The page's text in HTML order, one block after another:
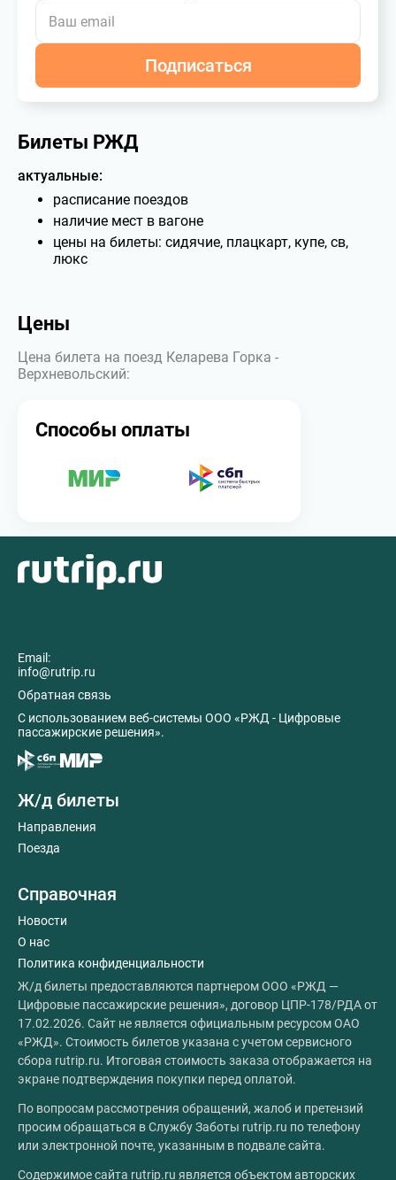
Подписаться
Билеты РЖД
актуальные:
расписание поездов
наличие мест в вагоне
цены на билеты: сидячие, плацкарт, купе, св,
люкс
Цены
Цена билета на поезд Келарева Горка -
Верхневольский:
Способы оплаты
Email:
info@rutrip.ru
Обратная связь
C использованием веб-системы ООО «РЖД - Цифровые
пассажирские решения».
Ж/д билеты
Направления
Поезда
Справочная
Новости
О нас
Политика конфиденциальности
Ж/д билеты предоставляются партнером ООО «РЖД —
Цифровые пассажирские решения», договор ЦПР-178/РДА от
17.02.2026. Сайт не является официальным ресурсом ОАО
«РЖД». Стоимость билетов указана с учетом сервисного
сбора rutrip.ru. Итоговая стоимость заказа отображается на
экране подтверждения покупки перед оплатой.
По вопросам рассмотрения обращений, жалоб и претензий
просим обращаться в Службу Заботы rutrip.ru по телефону
или электронной почте, указанным в подвале сайта.
Содержимое сайта rutrip.ru является объектом авторских